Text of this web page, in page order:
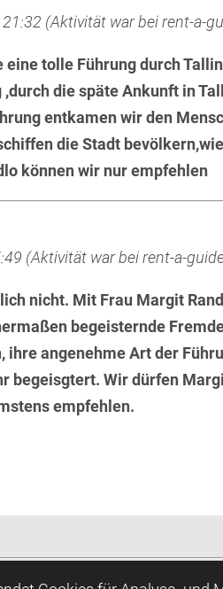
(Aktivität war bei rent-a-
eine tolle Führung durch
,durch die späte Ankunft in
entkamen wir den
die Stadt
können wir nur empfehlen
(Aktivität war bei rent-a-
nicht. Mit Frau Margit
begeisternde
ihre angenehme Art der
begeisgtert. Wir dürfen
empfehlen.